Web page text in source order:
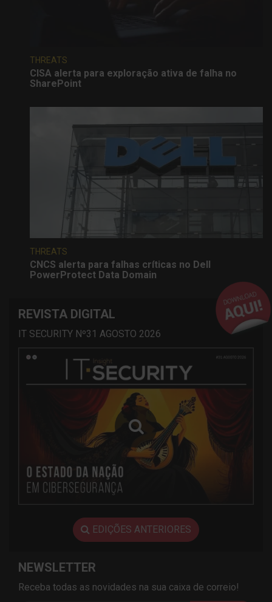
THREATS
CISA alerta para exploração ativa de falha no
SharePoint
THREATS
CNCS alerta para falhas críticas no Dell
PowerProtect Data Domain
REVISTA DIGITAL
IT SECURITY Nº31 AGOSTO 2026
EDIÇÕES ANTERIORES
NEWSLETTER
Receba todas as novidades na sua caixa de correio!